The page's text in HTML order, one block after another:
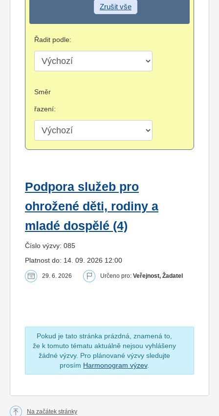
Zrušit vše
Řadit podle:
Směr
řazení:
Podpora služeb pro
ohrožené děti, rodiny a
mladé dospělé (4)
Číslo výzvy: 085
Platnost do: 14. 09. 2026 12:00
29. 6. 2026 Určeno pro: Veřejnost, Žadatel
Pokud je tato stránka prázdná, znamená to,
že k tomuto tématu aktuálně nejsou vyhlášeny
žádné výzvy. Pro plánované výzvy sledujte
prosím Harmonogram výzev.
Na začátek stránky